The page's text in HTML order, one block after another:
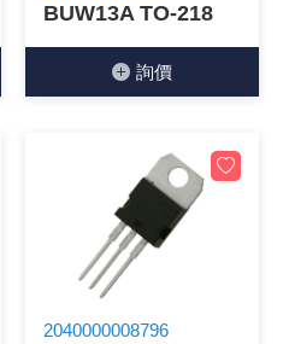
BUW13A TO-218
詢價
2040000008796